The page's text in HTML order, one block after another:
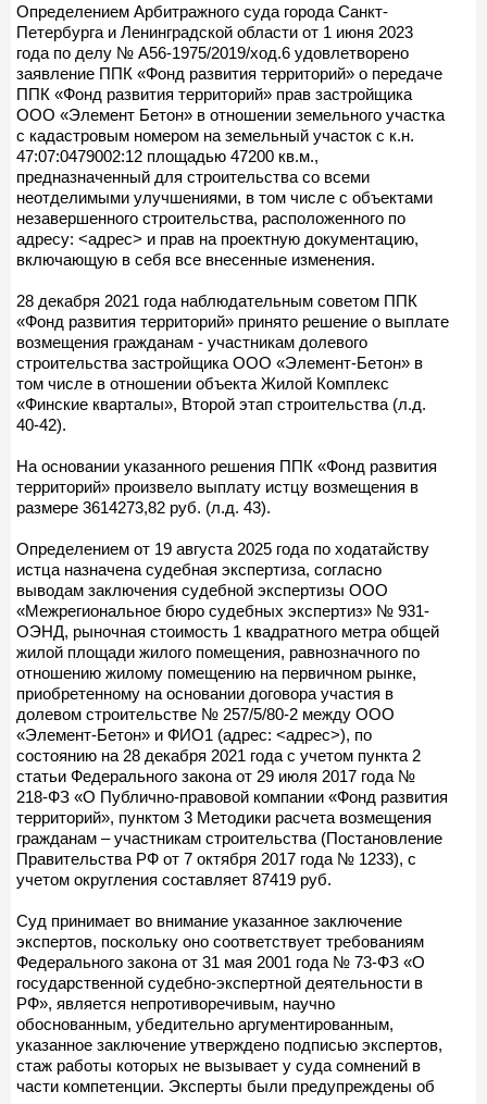
Определением Арбитражного суда города Санкт-
Петербурга и Ленинградской области от 1 июня 2023
года по делу № А56-1975/2019/ход.6 удовлетворено
заявление ППК «Фонд развития территорий» о передаче
ППК «Фонд развития территорий» прав застройщика
ООО «Элемент Бетон» в отношении земельного участка
с кадастровым номером на земельный участок с к.н.
47:07:0479002:12 площадью 47200 кв.м.,
предназначенный для строительства со всеми
неотделимыми улучшениями, в том числе с объектами
незавершенного строительства, расположенного по
адресу: <адрес> и прав на проектную документацию,
включающую в себя все внесенные изменения.
28 декабря 2021 года наблюдательным советом ППК
«Фонд развития территорий» принято решение о выплате
возмещения гражданам - участникам долевого
строительства застройщика ООО «Элемент-Бетон» в
том числе в отношении объекта Жилой Комплекс
«Финские кварталы», Второй этап строительства (л.д.
40-42).
На основании указанного решения ППК «Фонд развития
территорий» произвело выплату истцу возмещения в
размере 3614273,82 руб. (л.д. 43).
Определением от 19 августа 2025 года по ходатайству
истца назначена судебная экспертиза, согласно
выводам заключения судебной экспертизы ООО
«Межрегиональное бюро судебных экспертиз» № 931-
ОЭНД, рыночная стоимость 1 квадратного метра общей
жилой площади жилого помещения, равнозначного по
отношению жилому помещению на первичном рынке,
приобретенному на основании договора участия в
долевом строительстве № 257/5/80-2 между ООО
«Элемент-Бетон» и ФИО1 (адрес: <адрес>), по
состоянию на 28 декабря 2021 года с учетом пункта 2
статьи Федерального закона от 29 июля 2017 года №
218-ФЗ «О Публично-правовой компании «Фонд развития
территорий», пунктом 3 Методики расчета возмещения
гражданам – участникам строительства (Постановление
Правительства РФ от 7 октября 2017 года № 1233), с
учетом округления составляет 87419 руб.
Суд принимает во внимание указанное заключение
экспертов, поскольку оно соответствует требованиям
Федерального закона от 31 мая 2001 года № 73-ФЗ «О
государственной судебно-экспертной деятельности в
РФ», является непротиворечивым, научно
обоснованным, убедительно аргументированным,
указанное заключение утверждено подписью экспертов,
стаж работы которых не вызывает у суда сомнений в
части компетенции. Эксперты были предупреждены об